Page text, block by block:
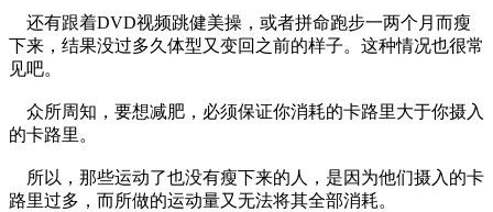
还有跟着DVD视频跳健美操，或者拼命跑步一两个月而瘦
下来，结果没过多久体型又变回之前的样子。这种情况也很常
见吧。
众所周知，要想减肥，必须保证你消耗的卡路里大于你摄入
的卡路里。
所以，那些运动了也没有瘦下来的人，是因为他们摄入的卡
路里过多，而所做的运动量又无法将其全部消耗。